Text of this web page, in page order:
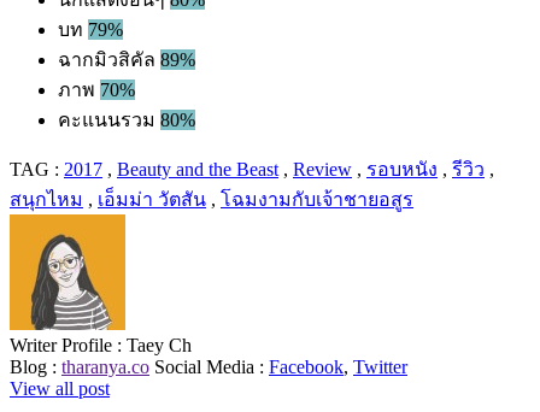
บท 79%
ฉากมิวสิคัล 89%
ภาพ 70%
คะแนนรวม 80%
TAG : 2017 , Beauty and the Beast , Review , รอบหนัง , รีวิว ,
สนุกไหม , เอ็มม่า วัตสัน , โฉมงามกับเจ้าชายอสูร
Writer Profile : Taey Ch
Blog : tharanya.co Social Media : Facebook, Twitter
View all post